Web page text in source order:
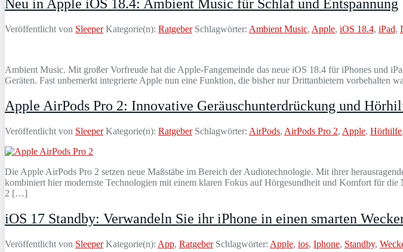
Neu in Apple iOS 18.4: Ambient Music für Schlaf und Entspannung
Veröffentlicht von Sleeper Kategorie(n): RatgeberSchlagwörter: Ambient Music, Apple, iOS 18.4, iPad,
Ambient Music. Mit großer Vorfreude hat die Apple-Fangemeinde das neue iOS 18.4 für iPhones und
Geräten. Fast unbemerkt integrierte Apple nun eine Funktion, die bisher nur Drittanbietern
Apple AirPods Pro 2: Innovative Geräuschunterdrückung und
Veröffentlicht von Sleeper Kategorie(n): RatgeberSchlagwörter: AirPods, AirPods Pro 2, Apple, Hörhilfe,
Die Apple AirPods Pro 2 setzen neue Maßstäbe im Bereich der Audiotechnologie. Mit ihrer
kombiniert hier modernste Technologien mit einem klaren Fokus auf Hörgesundheit und Komfort für
2 […]
iOS 17 Standby: Verwandeln Sie ihr iPhone in einen smarten
Veröffentlicht von Sleeper Kategorie(n): App, RatgeberSchlagwörter: Apple, ios, Iphone, Standby,